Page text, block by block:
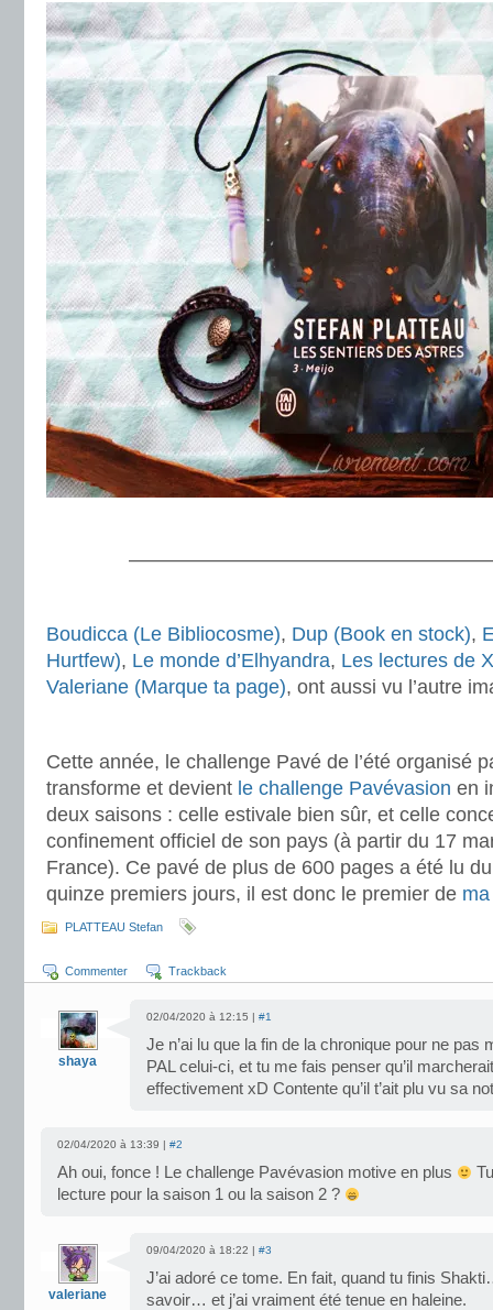
Boudicca (Le Bibliocosme), Dup (Book en stock),
Hurtfew), Le monde d’Elhyandra, Les lectures de
Valeriane (Marque ta page), ont aussi vu l’autre
Cette année, le challenge Pavé de l’été organisé
transforme et devient le challenge Pavévasion en
deux saisons : celle estivale bien sûr, et celle
confinement officiel de son pays (à partir du 17
France). Ce pavé de plus de 600 pages a été lu
quinze premiers jours, il est donc le premier de
PLATTEAU Stefan
Commenter Trackback
shaya
02/04/2020 à 12:15 | #1
Je n’ai lu que la fin de la chronique pour ne pas
PAL celui-ci, et tu me fais penser qu’il
effectivement xD Contente qu’il t’ait plu vu sa
02/04/2020 à 13:39 | #2
Ah oui, fonce ! Le challenge Pavévasion motive en plus
lecture pour la saison 1 ou la saison 2 ?
valeriane
09/04/2020 à 18:22 | #3
J’ai adoré ce tome. En fait, quand tu finis
savoir… et j’ai vraiment été tenue en haleine.